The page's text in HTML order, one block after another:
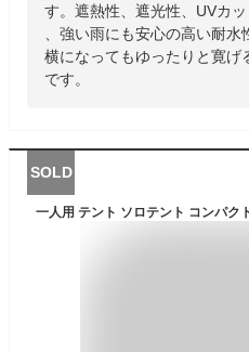
す。遮熱性、遮光性、UVカ
、強い雨にも安心の高い耐
横になってもゆったりと寛げ
です。
SOLD